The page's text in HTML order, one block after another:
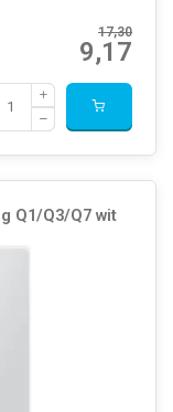
17,30
9,17
Q1/Q3/Q7 wit